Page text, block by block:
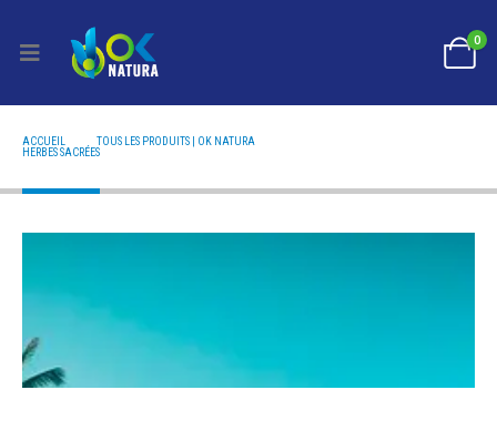
0
ACCUEIL TOUS LES PRODUITS | OK NATURA
HERBES SACRÉES